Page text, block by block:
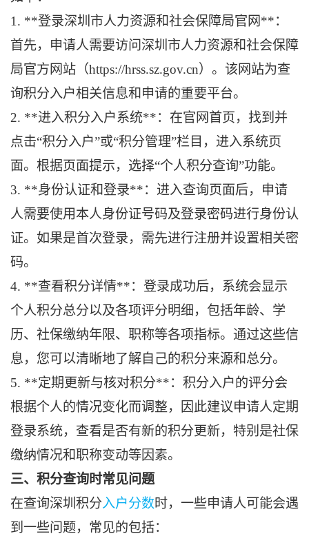
1. **登录深圳市人力资源和社会保障局官网**：
首先，申请人需要访问深圳市人力资源和社会保障
局官方网站（https://hrss.sz.gov.cn）。该网站为查
询积分入户相关信息和申请的重要平台。
2. **进入积分入户系统**：在官网首页，找到并
点击“积分入户”或“积分管理”栏目，进入系统页
面。根据页面提示，选择“个人积分查询”功能。
3. **身份认证和登录**：进入查询页面后，申请
人需要使用本人身份证号码及登录密码进行身份认
证。如果是首次登录，需先进行注册并设置相关密
码。
4. **查看积分详情**：登录成功后，系统会显示
个人积分总分以及各项评分明细，包括年龄、学
历、社保缴纳年限、职称等各项指标。通过这些信
息，您可以清晰地了解自己的积分来源和总分。
5. **定期更新与核对积分**：积分入户的评分会
根据个人的情况变化而调整，因此建议申请人定期
登录系统，查看是否有新的积分更新，特别是社保
缴纳情况和职称变动等因素。
三、积分查询时常见问题
在查询深圳积分入户分数时，一些申请人可能会遇
到一些问题，常见的包括：